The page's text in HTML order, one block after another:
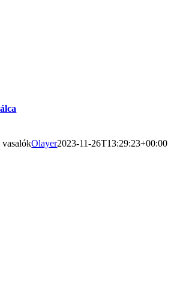
vasalókOlayer2023-11-26T13:29:23+00:00